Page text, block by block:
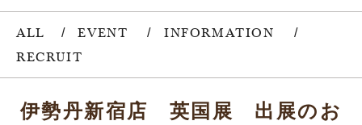
ALL EVENT
INFORMATION
RECRUIT
伊勢丹新宿店 英国展 出展のお